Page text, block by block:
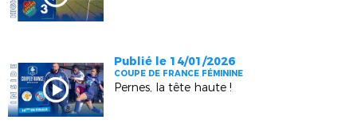
Publié le 14/01/2026
COUPE DE FRANCE FÉMININE
Pernes, la tête haute !